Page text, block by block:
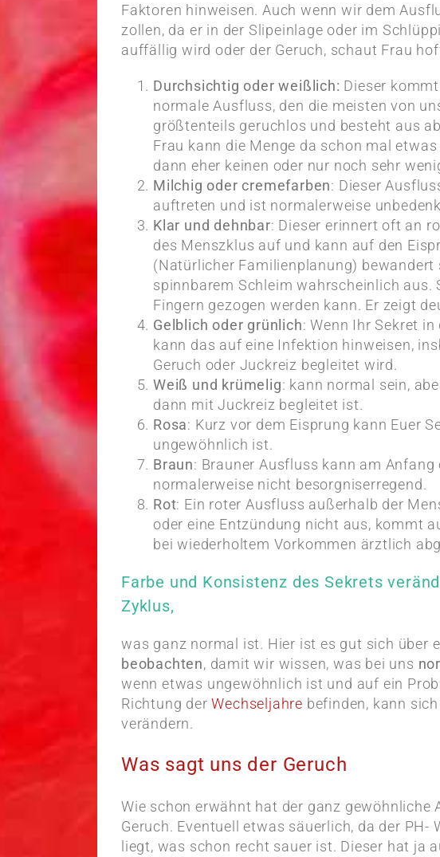
Faktoren hinweisen. Auch wenn wir dem
zollen, da er in der Slipeinlage oder im
auffällig wird oder der Geruch, schaut Frau
Durchsichtig oder weißlich: Dieser
normale Ausfluss, den die meisten von
größtenteils geruchlos und besteht aus
Frau kann die Menge da schon mal
dann eher keinen oder nur noch sehr
Milchig oder cremefarben: Dieser
auftreten und ist normalerweise
Klar und dehnbar: Dieser erinnert oft an
des Menszklus auf und kann auf den
(Natürlicher Familienplanung) bewandert
spinnbarem Schleim wahrscheinlich aus.
Fingern gezogen werden kann. Er zeigt
Gelblich oder grünlich: Wenn Ihr Sekret
kann das auf eine Infektion hinweisen,
Geruch oder Juckreiz begleitet wird.
Weiß und krümelig: kann normal sein,
dann mit Juckreiz begleitet ist.
Rosa: Kurz vor dem Eisprung kann Euer
ungewöhnlich ist.
Braun: Brauner Ausfluss kann am
normalerweise nicht besorgniserregend.
Rot: Ein roter Ausfluss außerhalb der
oder eine Entzündung nicht aus, kommt
bei wiederholtem Vorkommen ärztlich
Farbe und Konsistenz des Sekrets
Zyklus,
was ganz normal ist. Hier ist es gut sich über
beobachten, damit wir wissen, was bei uns
wenn etwas ungewöhnlich ist und auf ein
Richtung derWechseljahre befinden, kann
verändern.
Was sagt uns der Geruch
Wie schon erwähnt hat der ganz gewöhnliche
Geruch. Eventuell etwas säuerlich, da der PH-
liegt, was schon recht sauer ist. Dieser hat ja